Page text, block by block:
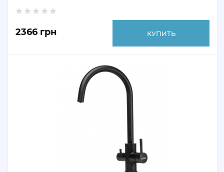
2366 грн КУПИТЬ